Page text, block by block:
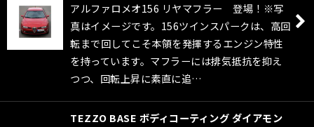
アルファロメオ156 リヤマフラー 登場！※写
真はイメージです。156ツインスパークは、高回
転まで回してこそ本領を発揮するエンジン特性
を持っています。マフラーには排気抵抗を抑え
つつ、回転上昇に素直に追…
TEZZO BASE ボディコーティング ダイアモン